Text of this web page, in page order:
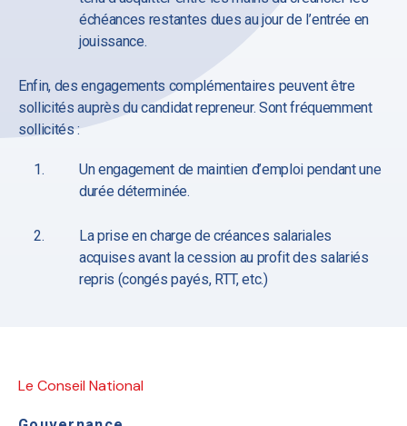
échéances restantes dues au jour de l’entrée en
jouissance.
Enfin, des engagements complémentaires peuvent être
sollicités auprès du candidat repreneur. Sont fréquemment
sollicités :
Un engagement de maintien d’emploi pendant une
durée déterminée.
La prise en charge de créances salariales
acquises avant la cession au profit des salariés
repris (congés payés, RTT, etc.)
Le Conseil National